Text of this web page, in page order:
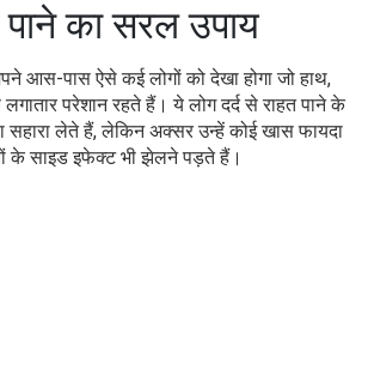
पाने का सरल उपाय
आस-पास ऐसे कई लोगों को देखा होगा जो हाथ,
परेशान रहते हैं। ये लोग दर्द से राहत पाने के
सहारा लेते हैं, लेकिन अक्सर उन्हें कोई खास फायदा
के साइड इफेक्ट भी झेलने पड़ते हैं।